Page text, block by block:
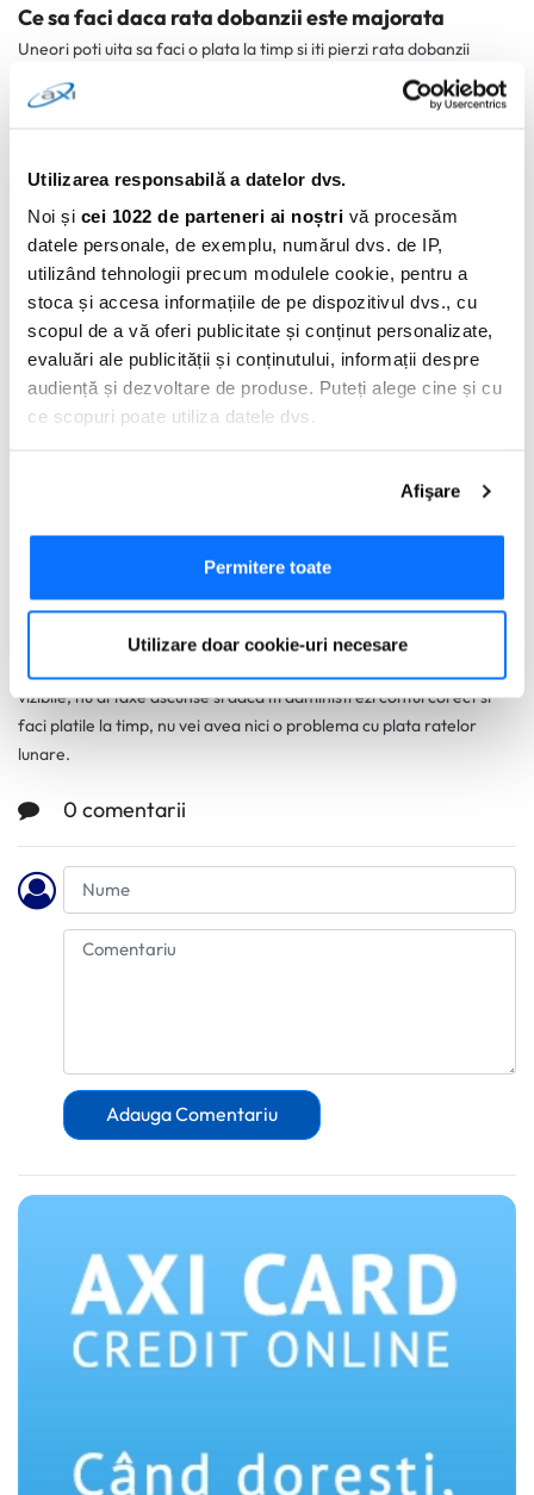
Utilizarea responsabilă a datelor dvs.
Noi și cei 1022 de parteneri ai noștri vă procesăm
datele personale, de exemplu, numărul dvs. de IP,
utilizând tehnologii precum modulele cookie, pentru a
stoca și accesa informațiile de pe dispozitivul dvs., cu
scopul de a vă oferi publicitate și conținut personalizate,
evaluări ale publicității și conținutului, informații despre
audiență și dezvoltare de produse. Puteți alege cine și cu
ce scopuri poate utiliza datele dvs.
Să colectăm informațiile cu privire la locația dvs.
geografică cu o exactitate de până la câțiva metri
Să vă identificăm dispozitivul scanândul-l în mod
dvs. personale și configurați-vă preferințele la
cu detalii. Vă puteți modifica sau retrage oricând acordul
din Declarația despre modulele cookie.
si pentru activitatea noastra de publicitate online.
Folosind site-ul fără a modifica setările referitoare la
cookie-uri înseamnă că sunteti de acord cu folosirea
acestora.Află mai multe aici.
Afişare
Permitere toate
Utilizare doar cookie-uri necesare
Ce sa faci daca rata dobanzii este majorata
Uneori poti uita sa faci o plata la timp si iti pierzi rata dobanzii
competitiva.
Daca ai un istoric in a-ti administra banii correct asta se va vedea
in raportul tau de credit, si creditorul s-ar putea sa fie intelegetor.
Ai putea sa schimbi cu un alt card care ofera o perioada de gratie
la transfer de balanta.
Asta te poate ajuta sa iti rezolvi problema balantei neplatite.
Insa, daca ai un scor de credit negativ este putin probabil sa te
Ar trebui sa stii deasemenea, creditorii de cele mai multe ori cer
taxe pentru transferul de balanta.
verifici acest aspect.
vizibile, nu ai taxe ascunse si daca iti administrezi contul corect si
faci platile la timp, nu vei avea nici o problema cu plata ratelor
lunare.
0 comentarii
Adauga Comentariu